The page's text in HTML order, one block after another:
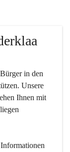
in den
Unsere
Ihnen mit